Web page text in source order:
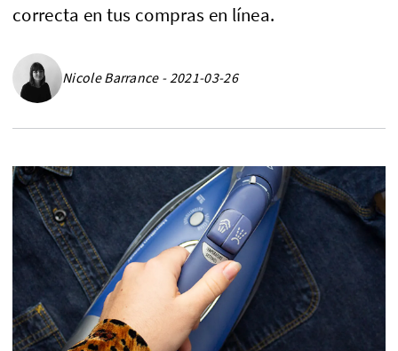
correcta en tus compras en línea.
Nicole Barrance - 2021-03-26